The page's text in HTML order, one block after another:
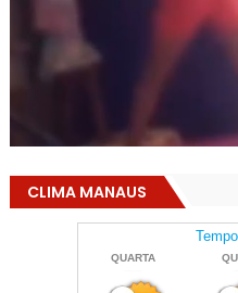
CLIMA MANAUS